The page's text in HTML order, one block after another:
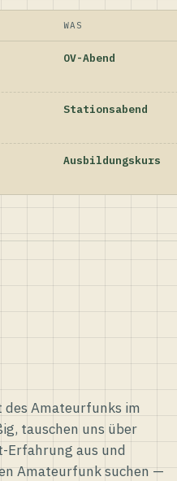
WAS
OV-Abend
Stationsabend
Ausbildungskurs
des Amateurfunks im
tauschen uns über
Erfahrung aus und
Amateurfunk suchen —